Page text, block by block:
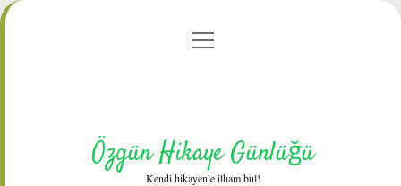
Gizlilik Politikası
menüyü
Özgün Hikaye Günlüğü
Kendi hikayenle ilham bul!